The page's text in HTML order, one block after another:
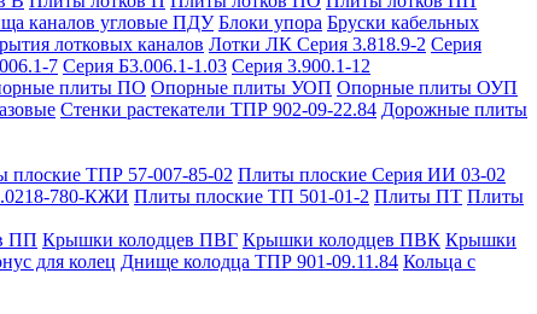
каналов угловые ПДУ Блоки упора Бруски кабельных
лотковых каналов Лотки ЛК Серия 3.818.9-2 Серия
7 Серия Б3.006.1-1.03 Серия 3.900.1-12
плиты ПО Опорные плиты УОП Опорные плиты ОУП
Стенки растекатели ТПР 902-09-22.84 Дорожные плиты
плоские ТПР 57-007-85-02 Плиты плоские Серия ИИ 03-02
780-КЖИ Плиты плоские ТП 501-01-2 Плиты ПТ Плиты
ПП Крышки колодцев ПВГ Крышки колодцев ПВК Крышки
для колец Днище колодца ТПР 901-09.11.84 Кольца с